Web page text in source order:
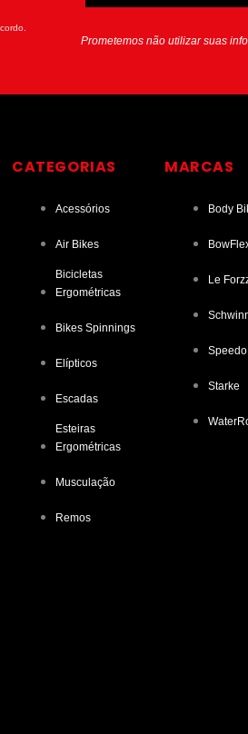
Prometemos não utilizar suas
CATEGORIAS
Acessórios
Air Bikes
Bicicletas
Ergométricas
Bikes Spinnings
Elípticos
Escadas
Esteiras
Ergométricas
Musculação
Remos
MARCAS
Body
Le
Speedo
Starke